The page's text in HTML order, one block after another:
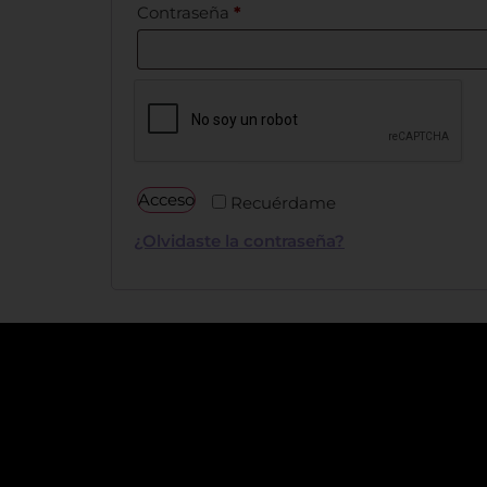
Contraseña *
Recuérdame
Acceso
¿Olvidaste la contraseña?